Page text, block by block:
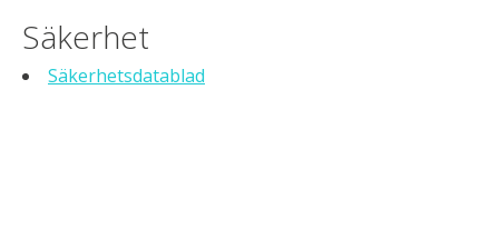
Säkerhet
Säkerhetsdatablad